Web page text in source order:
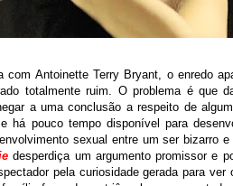
com Antoinette Terry Bryant, o enredo
totalmente ruim. O problema é que
a uma conclusão a respeito de
há pouco tempo disponível para
sexual entre um ser bizarro
desperdiça um argumento promissor e
pela curiosidade gerada para